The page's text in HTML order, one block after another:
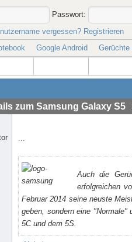
Passwort:
vergessen? Registrieren
Google Android
zum Samsung Galaxy S5
...
Auch die
erfolgreichen
Februar 2014 seine neuste
geben, sondern eine
5C und dem 5S.